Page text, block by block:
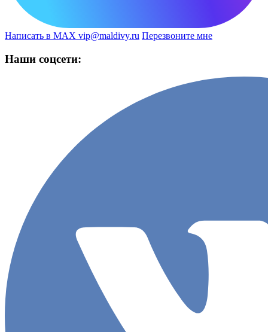
Написать в MAX vip@maldivy.ru Перезвоните мне
Наши соцсети: